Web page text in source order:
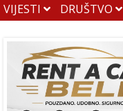
VIJESTI DRUŠTVO